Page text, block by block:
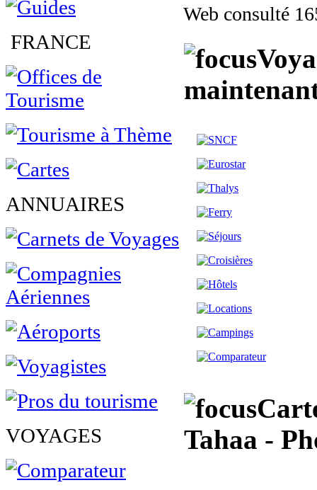
FRANCE
ANNUAIRES
VOYAGES
Web consulté
Tahaa -